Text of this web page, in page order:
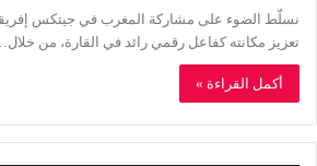
تعزيز مكانته كفاعل رقمي رائد في القارة، من خلال…
أكمل القراءة »